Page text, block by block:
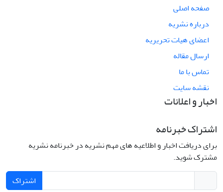
صفحه اصلی
درباره نشریه
اعضای هیات تحریریه
ارسال مقاله
تماس با ما
نقشه سایت
اخبار و اعلانات
اشتراک خبرنامه
برای دریافت اخبار و اطلاعیه های مهم نشریه در خبرنامه نشریه
مشترک شوید.
اشتراک